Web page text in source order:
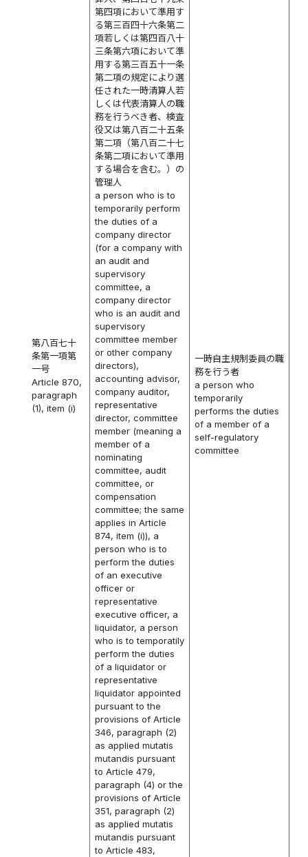
第八百七十
条第一項第
一号
Article 870,
paragraph
(1), item (i)
第四項において準用す
る第三百四十六条第二
項若しくは第四百八十
三条第六項において準
用する第三百五十一条
第二項の規定により選
任された一時清算人若
しくは代表清算人の職
務を行うべき者、検査
役又は第八百二十五条
第二項（第八百二十七
条第二項において準用
する場合を含む。）の
管理人
a person who is to
temporarily perform
the duties of a
company director
(for a company with
an audit and
supervisory
committee, a
company director
who is an audit and
supervisory
committee member
or other company
directors),
accounting advisor,
company auditor,
representative
director, committee
member (meaning a
member of a
nominating
committee, audit
committee, or
compensation
committee; the same
applies in Article
874, item (i)), a
person who is to
perform the duties
of an executive
officer or
representative
executive officer, a
liquidator, a person
who is to temporatily
perform the duties
of a liquidator or
representative
liquidator appointed
pursuant to the
provisions of Article
346, paragraph (2)
as applied mutatis
mutandis pursuant
to Article 479,
paragraph (4) or the
provisions of Article
351, paragraph (2)
as applied mutatis
mutandis pursuant
to Article 483,
一時自主規制委員の職
務を行う者
a person who
temporarily
performs the duties
of a member of a
self-regulatory
committee